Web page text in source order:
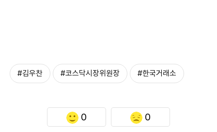
#김우찬 #코스닥시장위원장 #한국거래소
0 0